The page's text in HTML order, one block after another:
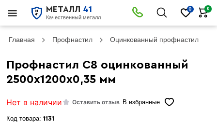
МЕТАЛЛ 41
Качественный металл
0 0
Главная Профнастил Оцинкованный профнастил
Профнастил С8 оцинкованный
2500х1200х0,35 мм
Нет в наличии Оставить отзыв В избранные
Код товара: 1131